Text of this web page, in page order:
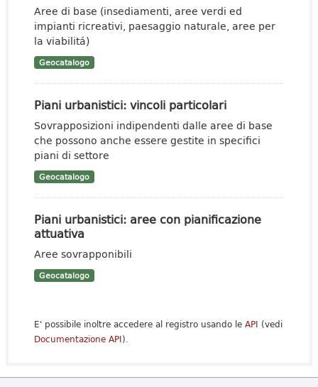
Aree di base (insediamenti, aree verdi ed
impianti ricreativi, paesaggio naturale, aree per
la viabilitá)
Geocatalogo
Piani urbanistici: vincoli particolari
Sovrapposizioni indipendenti dalle aree di base
che possono anche essere gestite in specifici
piani di settore
Geocatalogo
Piani urbanistici: aree con pianificazione
attuativa
Aree sovrapponibili
Geocatalogo
E' possibile inoltre accedere al registro usando le API (vedi
Documentazione API).